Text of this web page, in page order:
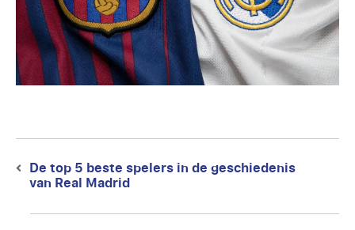
Berichtnavigatie
Previous
post:
De top 5 beste spelers in de geschiedenis
van Real Madrid